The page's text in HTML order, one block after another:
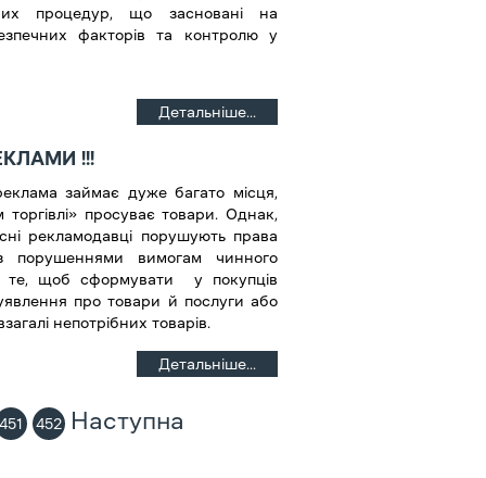
процедур, що засновані на
факторів та контролю у
Детальніше...
!!!
займає дуже багато місця,
просуває товари. Однак,
рекламодавці порушують права
порушеннями вимогам чинного
те, щоб сформувати у покупців
про товари й послуги або
непотрібних товарів.
Детальніше...
451 452 Наступна